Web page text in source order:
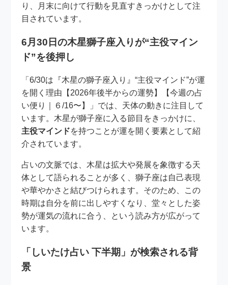
り、月末に向けて行動を見直すきっかけとして注
目されています。
6月30日の木星獅子座入りが“主役マイン
ド”を後押し
「6/30は『木星の獅子座入り』“主役マインド”が運
を開く理由【2026年後半からの運勢】【今週の占
い便り｜６/16〜】」では、天体の動きに注目して
います。木星が獅子座に入る節目をきっかけに、
主役マインドを持つことが運を開く要素として紹
介されています。
占いの文脈では、木星は拡大や発展を象徴する天
体として語られることが多く、獅子座は自己表現
や華やかさと結びつけられます。そのため、この
時期は自分を前に出しやすくなり、堂々とした姿
勢が運気の流れに合う、という読み方が広がって
います。
「しいたけ占い 下半期」が検索される背
景